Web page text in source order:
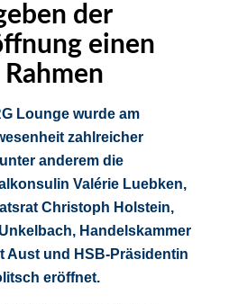
der
einen
Lounge wurde am
zahlreicher
anderem die
Valérie Luebken,
Christoph Holstein,
Handelskammer
Aust und HSB-Präsidentin
eröffnet.